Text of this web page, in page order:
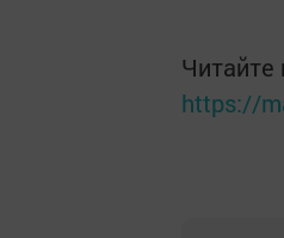
Читайте
https://